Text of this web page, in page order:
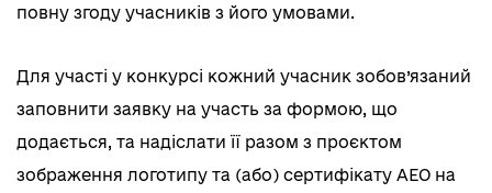
повну згоду учасників з його умовами.
Для участі у конкурсі кожний учасник зобов’язаний
заповнити заявку на участь за формою, що
додається, та надіслати її разом з проєктом
зображення логотипу та (або) сертифікату АЕО на